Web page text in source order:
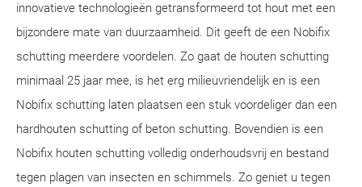
innovatieve technologieën getransformeerd tot hout met een
bijzondere mate van duurzaamheid. Dit geeft de een Nobifix
schutting meerdere voordelen. Zo gaat de houten schutting
minimaal 25 jaar mee, is het erg milieuvriendelijk en is een
Nobifix schutting laten plaatsen een stuk voordeliger dan een
hardhouten schutting of beton schutting. Bovendien is een
Nobifix houten schutting volledig onderhoudsvrij en bestand
tegen plagen van insecten en schimmels. Zo geniet u tegen